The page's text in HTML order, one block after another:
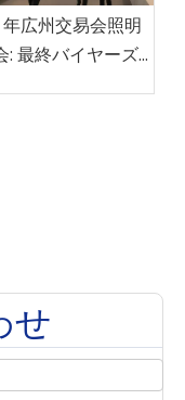
広州交易会照明
: 最終バイヤーズ
せ